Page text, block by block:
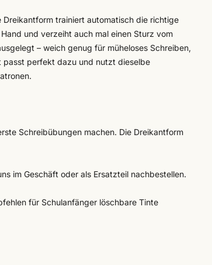
Dreikantform trainiert automatisch die richtige
und verzeiht auch mal einen Sturz vom
– weich genug für müheloses Schreiben,
passt perfekt dazu und nutzt dieselbe
Schreibübungen machen. Die Dreikantform
im Geschäft oder als Ersatzteil nachbestellen.
für Schulanfänger löschbare Tinte